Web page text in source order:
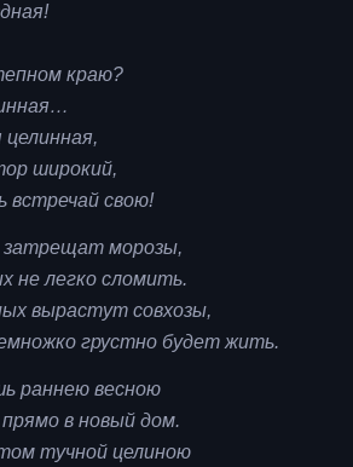
краю?
целинная,
широкий,
встречай свою!
морозы,
не легко сломить.
вырастут совхозы,
грустно будет жить.
раннею весною
в новый дом.
тучной целиною